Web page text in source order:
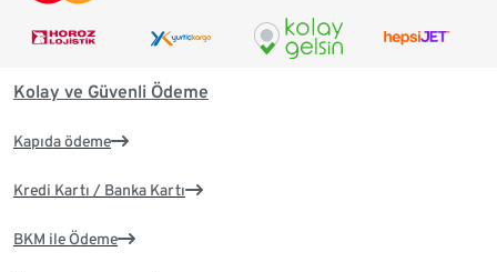
Kolay ve Güvenli Ödeme
Kapıda ödeme
Kredi Kartı / Banka Kartı
BKM ile Ödeme